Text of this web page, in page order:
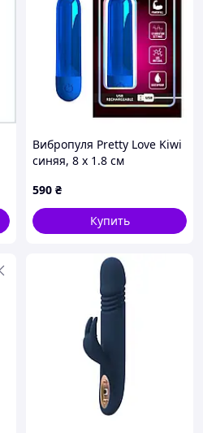
Вибропуля Pretty Love Kiwi
синяя, 8 х 1.8 см
590 ₴
Купить